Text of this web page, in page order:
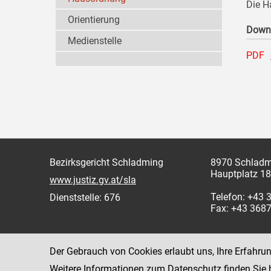
Die
PDF
Orientierung
Medienstelle
Bezirksgericht Schladming
www.justiz.gv.at/sla
Dienststelle: 676
8970
Hauptplatz 18
Telefon: +43
Fax: +43
Der Gebrauch von Cookies erlaubt uns, Ihre